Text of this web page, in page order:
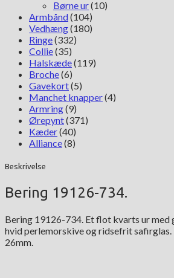
Børne ur(10)
Armbånd(104)
Vedhæng(180)
Ringe(332)
Collie(35)
Halskæde(119)
Broche(6)
Gavekort(5)
Manchet knapper(4)
Armring(9)
Ørepynt(371)
Kæder(40)
Alliance(8)
Beskrivelse
Bering 19126-734.
Bering 19126-734. Et flot kvarts ur
hvid perlemorskive og ridsefrit safirglas.
26mm.